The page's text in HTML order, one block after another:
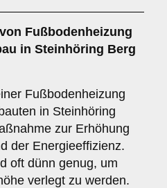
Fußbodenheizung
in Steinhöring Berg
Fußbodenheizung
in Steinhöring
zur Erhöhung
der Energieeffizienz.
oft dünn genug, um
verlegt zu werden.